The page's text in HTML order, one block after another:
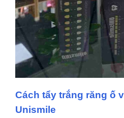
Cách tẩy trắng răng ố
Unismile